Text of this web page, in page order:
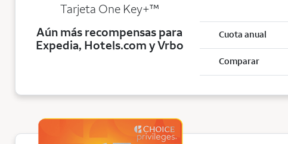
Tarjeta One Key+trademark
™
Aún más recompensas para
Expedia, Hotels.com y Vrbo
Cuota anual
Comparar